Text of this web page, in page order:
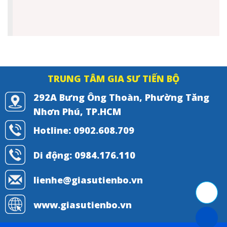
TRUNG TÂM GIA SƯ TIẾN BỘ
292A Bưng Ông Thoàn, Phường Tăng
Nhơn Phú, TP.HCM
Hotline: 0902.608.709
Di động: 0984.176.110
lienhe@giasutienbo.vn
www.giasutienbo.vn